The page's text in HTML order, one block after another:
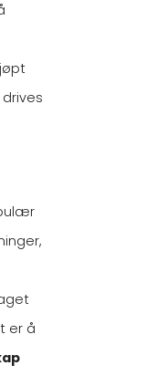
er å